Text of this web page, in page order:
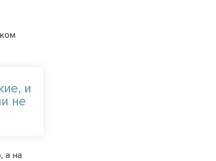
и
не
а на